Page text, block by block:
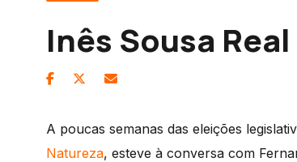
Inês Sousa Real
A poucas semanas das eleições
Natureza, esteve à conversa com